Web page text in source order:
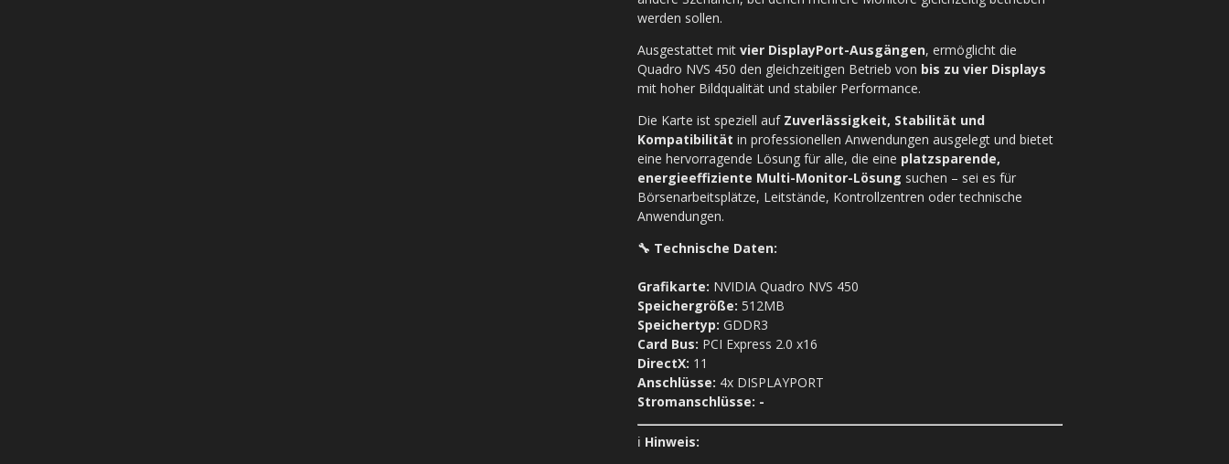
werden sollen.
Ausgestattet mit vier DisplayPort-Ausgängen, ermöglicht die
Quadro NVS 450 den gleichzeitigen Betrieb von bis zu vier Displays
mit hoher Bildqualität und stabiler Performance.
Die Karte ist speziell auf Zuverlässigkeit, Stabilität und
Kompatibilität in professionellen Anwendungen ausgelegt und bietet
eine hervorragende Lösung für alle, die eine platzsparende,
energieeffiziente Multi-Monitor-Lösung suchen – sei es für
Börsenarbeitsplätze, Leitstände, Kontrollzentren oder technische
Anwendungen.
🔧 Technische Daten:
Grafikarte: NVIDIA Quadro NVS 450
Speichergröße: 512MB
Speichertyp: GDDR3
Card Bus: PCI Express 2.0 x16
DirectX: 11
Anschlüsse: 4x DISPLAYPORT
Stromanschlüsse: -
ℹ️ Hinweis: